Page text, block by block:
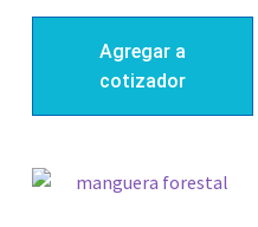
Agregar a
cotizador